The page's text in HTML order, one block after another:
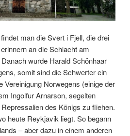
man die Svert i Fjell, die drei
an die Schlacht am
wurde Harald Schönhaar
somit sind die Schwerter ein
Vereinigung Norwegens (einige der
Ingolfur Arnarson, segelten
des Königs zu fliehen.
heute Reykjavik liegt. So begann
– aber dazu in einem anderen